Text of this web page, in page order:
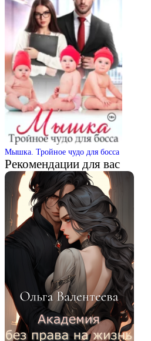
Мышка. Тройное чудо для босса
Рекомендации для вас